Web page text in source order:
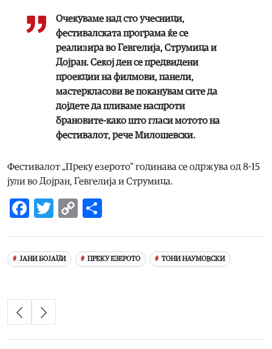
Очекуваме над сто учесници,
фестивалската програма ќе се
реализира во Гевгелија, Струмица и
Дојран. Секој ден се предвидени
проекции на филмови, панели,
мастеркласови ве поканувам сите да
дојдете да пливаме наспроти
брановите-како што гласи мотото на
фестивалот, рече Милошевски.
Фестивалот „Преку езерото“ годинава се одржува од 8-15
јули во Дојран, Гевгелија и Струмица.
Facebook
Twitter
Copy
ЈАНИ БОЈАЏИ ПРЕКУ ЕЗЕРОТО ТОНИ НАУМОВСКИ